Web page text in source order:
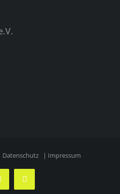
Datenschutz| Impressum
FacebookInstagram